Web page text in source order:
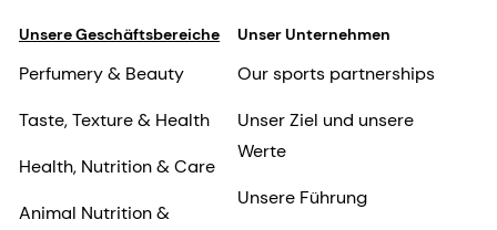
Unsere Geschäftsbereiche
Perfumery & Beauty
Taste, Texture & Health
Health, Nutrition & Care
Animal Nutrition &
Unser Unternehmen
Our sports partnerships
Unser Ziel und unsere
Werte
Unsere Führung